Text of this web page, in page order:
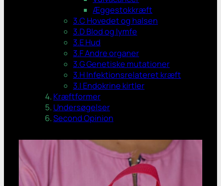
Æggestokkræft
3.C Hovedet og halsen
3.D Blod og lymfe
3.E Hud
3.F Andre organer
3.G Genetiske mutationer
3.H Infektionsrelateret kræft
3.I Endokrine kirtler
Kræftformer
Undersøgelser
Second Opinion